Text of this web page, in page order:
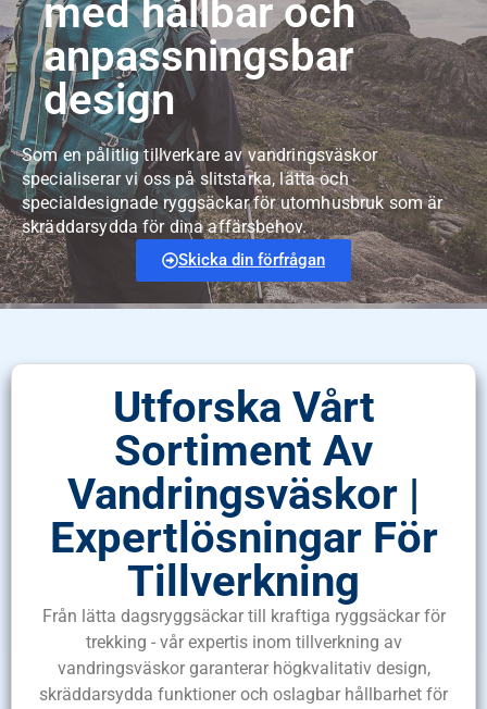
med hållbar och
anpassningsbar
design
Som en pålitlig tillverkare av vandringsväskor
specialiserar vi oss på slitstarka, lätta och
specialdesignade ryggsäckar för utomhusbruk som är
skräddarsydda för dina affärsbehov.
Skicka din förfrågan
Utforska Vårt
Sortiment Av
Vandringsväskor |
Expertlösningar För
Tillverkning
Från lätta dagsryggsäckar till kraftiga ryggsäckar för
trekking - vår expertis inom tillverkning av
vandringsväskor garanterar högkvalitativ design,
skräddarsydda funktioner och oslagbar hållbarhet för